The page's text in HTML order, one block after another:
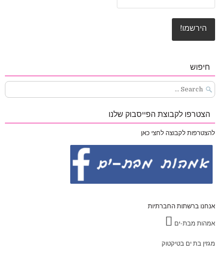
חיפוש
Search
for:
הצטרפו לקבוצת הפייסבוק שלנו
להצטרפות לקבוצה לחצי כאן
אנחנו ברשתות החברתיות
אמהות מבת-ים
מגזין בת ים בטיקטוק